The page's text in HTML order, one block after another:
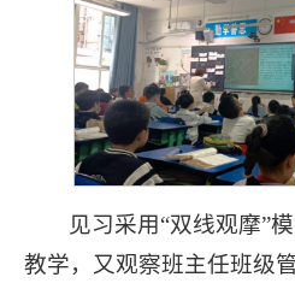
见习采用“双线观摩”
教学，又观察班主任班级